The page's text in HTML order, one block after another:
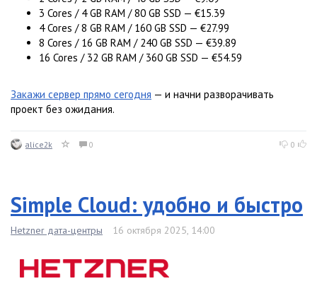
3 Cores / 4 GB RAM / 80 GB SSD — €15.39
4 Cores / 8 GB RAM / 160 GB SSD — €27.99
8 Cores / 16 GB RAM / 240 GB SSD — €39.89
16 Cores / 32 GB RAM / 360 GB SSD — €54.59
Закажи сервер прямо сегодня — и начни разворачивать
проект без ожидания.
alice2k 0 0
Simple Cloud: удобно и быстро
Hetzner дата-центры 16 октября 2025, 14:00